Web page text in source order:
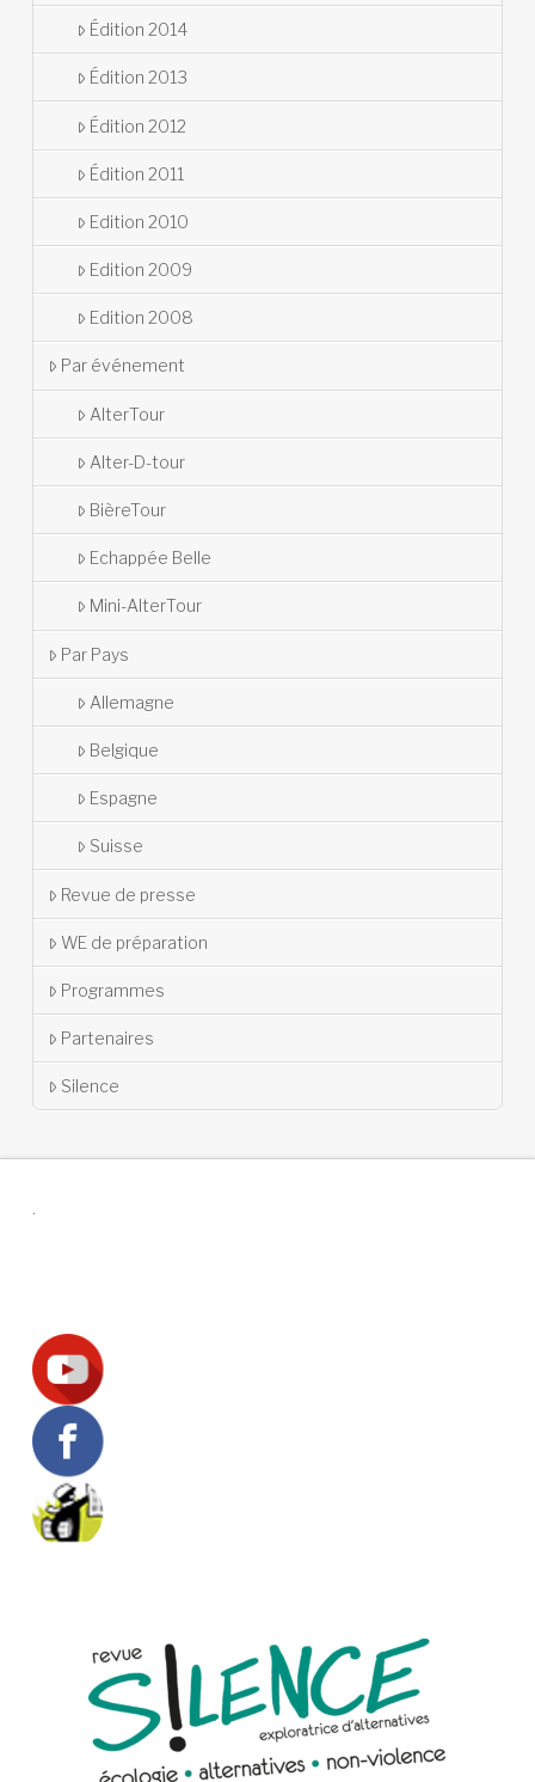
Édition 2014
Édition 2013
Édition 2012
Édition 2011
Edition 2010
Edition 2009
Edition 2008
Par événement
AlterTour
Alter-D-tour
BièreTour
Echappée Belle
Mini-AlterTour
Par Pays
Allemagne
Belgique
Espagne
Suisse
Revue de presse
WE de préparation
Programmes
Partenaires
Silence
.